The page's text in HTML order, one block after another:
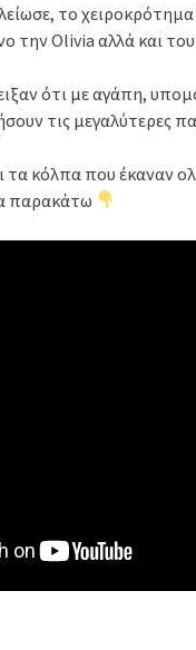
το
την Olivia αλλά και
ότι με αγάπη,
τις μεγαλύτερες
τα κόλπα που έκαναν
παρακάτω